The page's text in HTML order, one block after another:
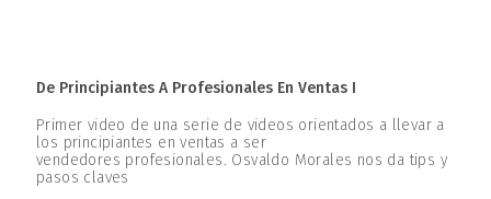
De Principiantes A Profesionales En Ventas I
Primer video de una serie de videos orientados a llevar a
los principiantes en ventas a ser
vendedores profesionales. Osvaldo Morales nos da tips y
pasos claves